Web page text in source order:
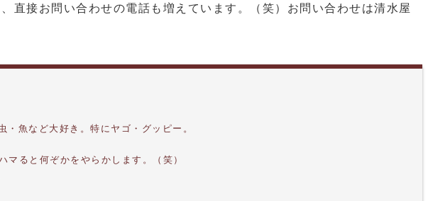
直接お問い合わせの電話も増えています。（笑）お問い合わせは清水屋
魚など大好き。特にヤゴ・グッピー。
ると何ぞかをやらかします。（笑）